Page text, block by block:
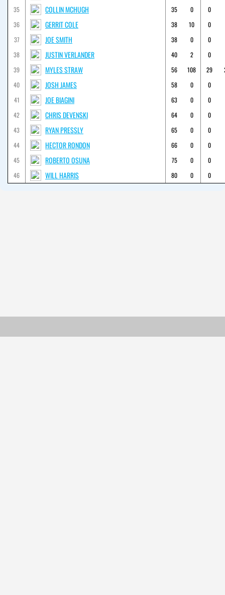
35
COLLIN MCHUGH 35 0
0
36
GERRIT COLE 38 10
0
37
JOE SMITH 38 0
0
38
JUSTIN VERLANDER 40 2
0
39
MYLES STRAW 56 108 29
40
JOSH JAMES 58 0
0
41
JOE BIAGINI 63 0
0
42
CHRIS DEVENSKI 64 0
0
43
RYAN PRESSLY 65 0
0
44
HECTOR RONDON 66 0
0
45
ROBERTO OSUNA 75 0
0
46
WILL HARRIS 80 0 0